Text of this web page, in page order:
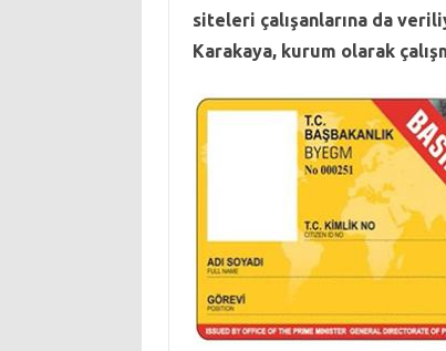
siteleri çalışanlarına da
Karakaya, kurum olarak